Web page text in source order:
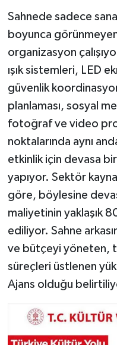
Sahnede sadece
boyunca
organizasyon
ışık sistemleri, LED
güvenlik
planlaması, sosyal
fotoğraf ve video
noktalarında aynı
etkinlik için devasa
yapıyor. Sektör
göre, böylesine
maliyetinin yaklaşık
ediliyor. Sahne
ve bütçeyi yöneten,
süreçleri üstlenen
Ajans olduğu